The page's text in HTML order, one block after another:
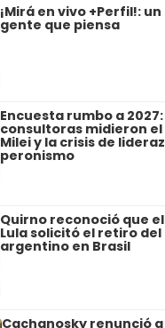
¡Mirá en vivo +Perfil!:
gente que piensa
Encuesta rumbo a
consultoras midieron
Milei y la crisis de
peronismo
Quirno reconoció que
Lula solicitó el retiro
argentino en Brasil
Cachanosky renunció